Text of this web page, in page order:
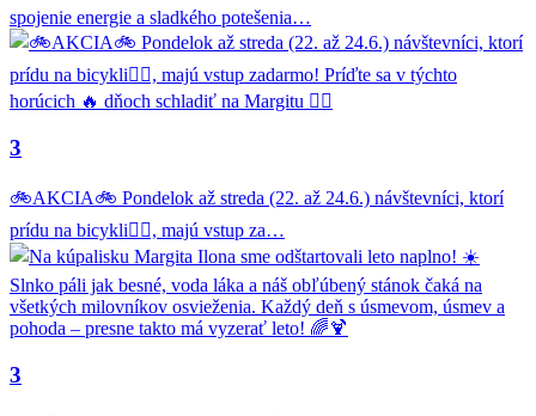
spojenie energie a sladkého potešenia…
3
🚲AKCIA🚲 Pondelok až streda (22. až 24.6.) návštevníci, ktorí
prídu na bicykli🚴‍♂️, majú vstup za…
3